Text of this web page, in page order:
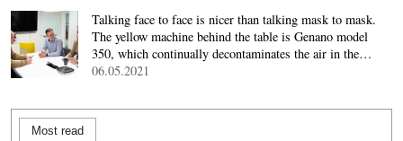
Talking face to face is nicer than talking mask to mask.
The yellow machine behind the table is Genano model
350, which continually decontaminates the air in the…
06.05.2021
Most read